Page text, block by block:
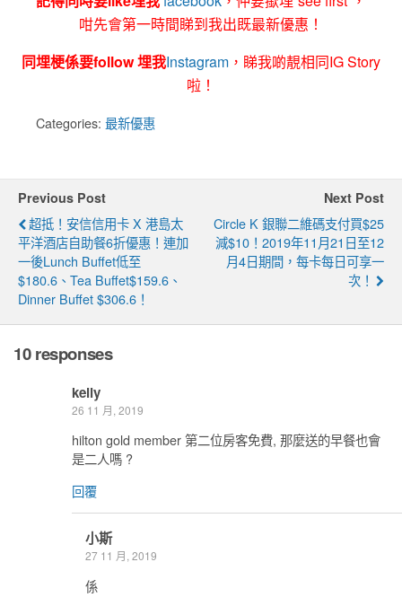
咁先會第一時間睇到我出既最新優惠！
同埋梗係要follow 埋我Instagram ，睇我啲靚相同IG Story
啦！
Categories: 最新優惠
Previous Post
超抵！安信信用卡 X 港島太
平洋酒店自助餐6折優惠！連加
一後Lunch Buffet低至
$180.6、Tea Buffet$159.6、
Dinner Buffet $306.6！
Next Post
Circle K 銀聯二維碼支付買$25
減$10！2019年11月21日至12
月4日期間，每卡每日可享一
次！
10 responses
kelly
26 11 月, 2019
hilton gold member 第二位房客免費, 那麼送的早餐也會
是二人嗎 ?
回覆
小斯
27 11 月, 2019
係